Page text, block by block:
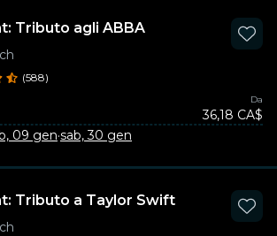
Tributo agli ABBA
(588)
Da
36,18 CA$
09 gen·sab, 30 gen
Tributo a Taylor Swift